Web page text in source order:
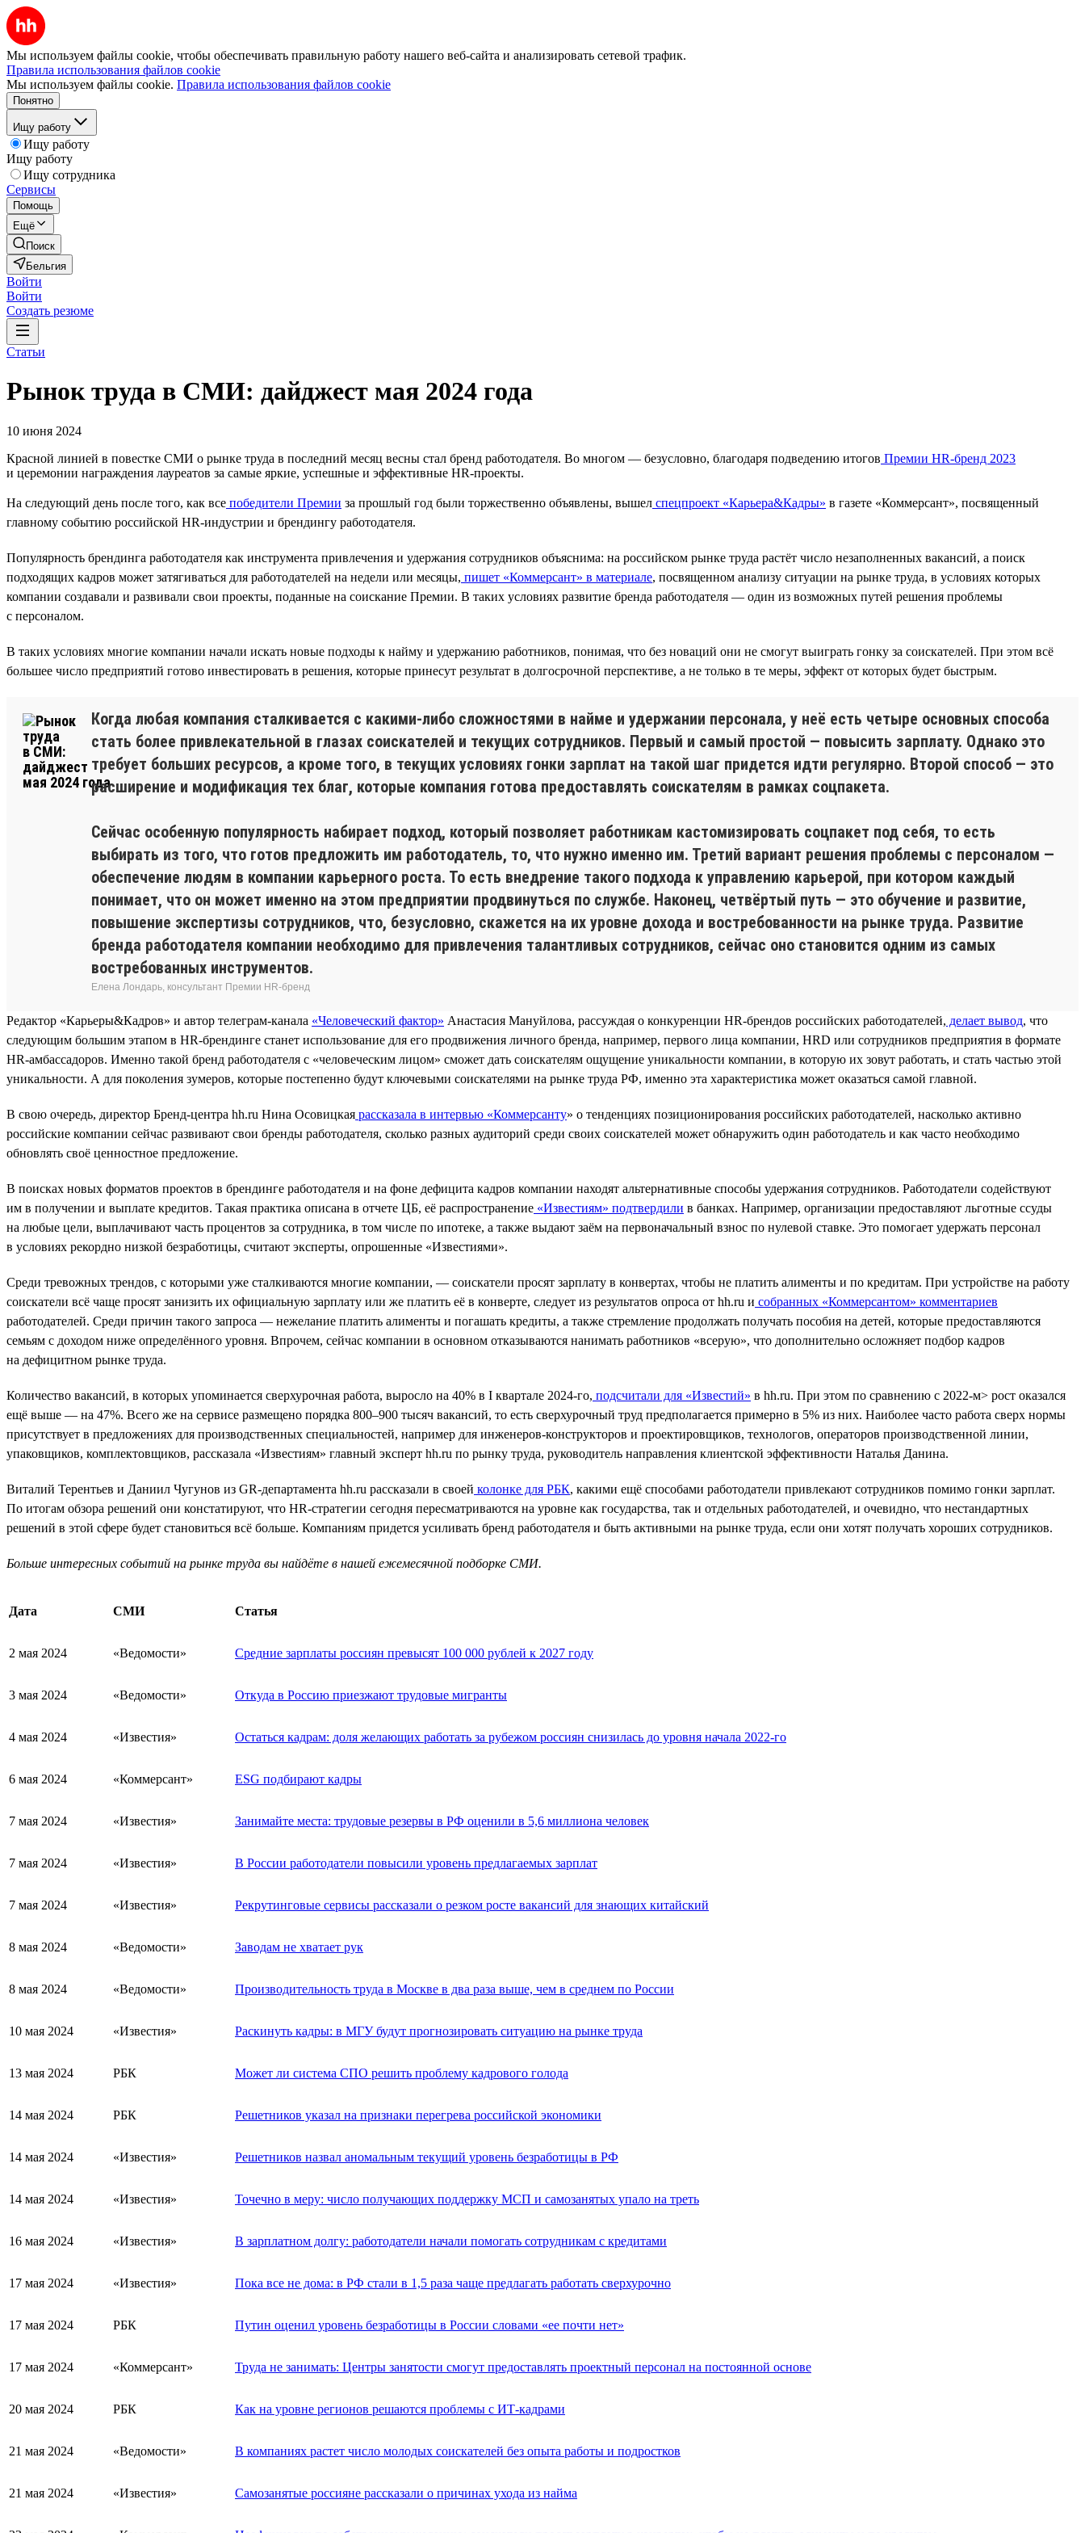
Мы используем файлы cookie, чтобы обеспечивать правильную работу нашего веб-сайта и анализировать сетевой трафик.
Правила использования файлов cookie
Мы используем файлы cookie. Правила использования файлов cookie
Понятно
Ищу работу
Ищу работу
Ищу работу
Ищу сотрудника
Сервисы
Помощь
Ещё
Поиск
Бельгия
Войти
Войти
Создать резюме
Статьи
Рынок труда в СМИ: дайджест мая 2024 года
10 июня 2024
Красной линией в повестке СМИ о рынке труда в последний месяц весны стал бренд работодателя. Во многом — безусловно, благодаря подведению итогов Премии HR-бренд 2023
и церемонии награждения лауреатов за самые яркие, успешные и эффективные HR-проекты.
На следующий день после того, как все победители Премии за прошлый год были торжественно объявлены, вышел спецпроект «Карьера&Кадры» в газете «Коммерсант», посвященный
главному событию российской HR-индустрии и брендингу работодателя.
Популярность брендинга работодателя как инструмента привлечения и удержания сотрудников объяснима: на российском рынке труда растёт число незаполненных вакансий, а поиск
подходящих кадров может затягиваться для работодателей на недели или месяцы, пишет «Коммерсант» в материале, посвященном анализу ситуации на рынке труда, в условиях которых
компании создавали и развивали свои проекты, поданные на соискание Премии. В таких условиях развитие бренда работодателя — один из возможных путей решения проблемы
с персоналом.
В таких условиях многие компании начали искать новые подходы к найму и удержанию работников, понимая, что без новаций они не смогут выиграть гонку за соискателей. При этом всё
большее число предприятий готово инвестировать в решения, которые принесут результат в долгосрочной перспективе, а не только в те меры, эффект от которых будет быстрым.
Когда любая компания сталкивается с какими-либо сложностями в найме и удержании персонала, у неё есть четыре основных способа
стать более привлекательной в глазах соискателей и текущих сотрудников. Первый и самый простой — повысить зарплату. Однако это
требует больших ресурсов, а кроме того, в текущих условиях гонки зарплат на такой шаг придется идти регулярно. Второй способ — это
расширение и модификация тех благ, которые компания готова предоставлять соискателям в рамках соцпакета.
Сейчас особенную популярность набирает подход, который позволяет работникам кастомизировать соцпакет под себя, то есть
выбирать из того, что готов предложить им работодатель, то, что нужно именно им. Третий вариант решения проблемы с персоналом —
обеспечение людям в компании карьерного роста. То есть внедрение такого подхода к управлению карьерой, при котором каждый
понимает, что он может именно на этом предприятии продвинуться по службе. Наконец, четвёртый путь — это обучение и развитие,
повышение экспертизы сотрудников, что, безусловно, скажется на их уровне дохода и востребованности на рынке труда. Развитие
бренда работодателя компании необходимо для привлечения талантливых сотрудников, сейчас оно становится одним из самых
востребованных инструментов.
Елена Лондарь, консультант Премии HR-бренд
Редактор «Карьеры&Кадров» и автор телеграм-канала «Человеческий фактор» Анастасия Мануйлова, рассуждая о конкуренции HR-брендов российских работодателей, делает вывод, что
следующим большим этапом в HR-брендинге станет использование для его продвижения личного бренда, например, первого лица компании, HRD или сотрудников предприятия в формате
HR-амбассадоров. Именно такой бренд работодателя с «человеческим лицом» сможет дать соискателям ощущение уникальности компании, в которую их зовут работать, и стать частью этой
уникальности. А для поколения зумеров, которые постепенно будут ключевыми соискателями на рынке труда РФ, именно эта характеристика может оказаться самой главной.
В свою очередь, директор Бренд-центра hh.ru Нина Осовицкая рассказала в интервью «Коммерсанту» о тенденциях позиционирования российских работодателей, насколько активно
российские компании сейчас развивают свои бренды работодателя, сколько разных аудиторий среди своих соискателей может обнаружить один работодатель и как часто необходимо
обновлять своё ценностное предложение.
В поисках новых форматов проектов в брендинге работодателя и на фоне дефицита кадров компании находят альтернативные способы удержания сотрудников. Работодатели содействуют
им в получении и выплате кредитов. Такая практика описана в отчете ЦБ, её распространение «Известиям» подтвердили в банках. Например, организации предоставляют льготные ссуды
на любые цели, выплачивают часть процентов за сотрудника, в том числе по ипотеке, а также выдают заём на первоначальный взнос по нулевой ставке. Это помогает удержать персонал
в условиях рекордно низкой безработицы, считают эксперты, опрошенные «Известиями».
Среди тревожных трендов, с которыми уже сталкиваются многие компании, — соискатели просят зарплату в конвертах, чтобы не платить алименты и по кредитам. При устройстве на работу
соискатели всё чаще просят занизить их официальную зарплату или же платить её в конверте, следует из результатов опроса от hh.ru и собранных «Коммерсантом» комментариев
работодателей. Среди причин такого запроса — нежелание платить алименты и погашать кредиты, а также стремление продолжать получать пособия на детей, которые предоставляются
семьям с доходом ниже определённого уровня. Впрочем, сейчас компании в основном отказываются нанимать работников «всерую», что дополнительно осложняет подбор кадров
на дефицитном рынке труда.
Количество вакансий, в которых упоминается сверхурочная работа, выросло на 40% в I квартале 2024-го, подсчитали для «Известий» в hh.ru. При этом по сравнению с 2022-м> рост оказался
ещё выше — на 47%. Всего же на сервисе размещено порядка 800–900 тысяч вакансий, то есть сверхурочный труд предполагается примерно в 5% из них. Наиболее часто работа сверх нормы
присутствует в предложениях для производственных специальностей, например для инженеров-конструкторов и проектировщиков, технологов, операторов производственной линии,
упаковщиков, комплектовщиков, рассказала «Известиям» главный эксперт hh.ru по рынку труда, руководитель направления клиентской эффективности Наталья Данина.
Виталий Терентьев и Даниил Чугунов из GR-департамента hh.ru рассказали в своей колонке для РБК, какими ещё способами работодатели привлекают сотрудников помимо гонки зарплат.
По итогам обзора решений они констатируют, что HR-стратегии сегодня пересматриваются на уровне как государства, так и отдельных работодателей, и очевидно, что нестандартных
решений в этой сфере будет становиться всё больше. Компаниям придется усиливать бренд работодателя и быть активными на рынке труда, если они хотят получать хороших сотрудников.
Больше интересных событий на рынке труда вы найдёте в нашей ежемесячной подборке СМИ.
Дата СМИ Статья
2 мая 2024 «Ведомости» Средние зарплаты россиян превысят 100 000 рублей к 2027 году
3 мая 2024 «Ведомости» Откуда в Россию приезжают трудовые мигранты
4 мая 2024 «Известия» Остаться кадрам: доля желающих работать за рубежом россиян снизилась до уровня начала 2022-го
6 мая 2024 «Коммерсант» ESG подбирают кадры
7 мая 2024 «Известия» Занимайте места: трудовые резервы в РФ оценили в 5,6 миллиона человек
7 мая 2024 «Известия» В России работодатели повысили уровень предлагаемых зарплат
7 мая 2024 «Известия» Рекрутинговые сервисы рассказали о резком росте вакансий для знающих китайский
8 мая 2024 «Ведомости» Заводам не хватает рук
8 мая 2024 «Ведомости» Производительность труда в Москве в два раза выше, чем в среднем по России
10 мая 2024 «Известия» Раскинуть кадры: в МГУ будут прогнозировать ситуацию на рынке труда
13 мая 2024 РБК Может ли система СПО решить проблему кадрового голода
14 мая 2024 РБК Решетников указал на признаки перегрева российской экономики
14 мая 2024 «Известия» Решетников назвал аномальным текущий уровень безработицы в РФ
14 мая 2024 «Известия» Точечно в меру: число получающих поддержку МСП и самозанятых упало на треть
16 мая 2024 «Известия» В зарплатном долгу: работодатели начали помогать сотрудникам с кредитами
17 мая 2024 «Известия» Пока все не дома: в РФ стали в 1,5 раза чаще предлагать работать сверхурочно
17 мая 2024 РБК Путин оценил уровень безработицы в России словами «ее почти нет»
17 мая 2024 «Коммерсант» Труда не занимать: Центры занятости смогут предоставлять проектный персонал на постоянной основе
20 мая 2024 РБК Как на уровне регионов решаются проблемы с ИТ-кадрами
21 мая 2024 «Ведомости» В компаниях растет число молодых соискателей без опыта работы и подростков
21 мая 2024 «Известия» Самозанятые россияне рассказали о причинах ухода из найма